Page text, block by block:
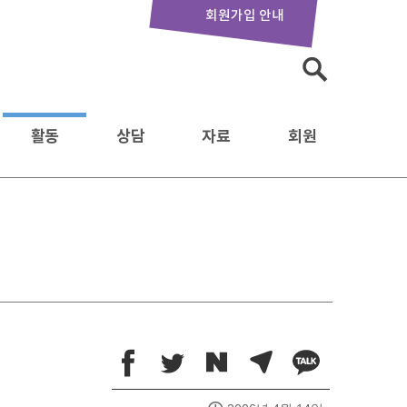
회원가입 안내
활동 상담 자료 회원